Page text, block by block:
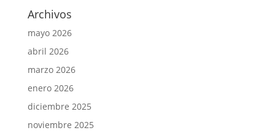
Archivos
mayo 2026
abril 2026
marzo 2026
enero 2026
diciembre 2025
noviembre 2025